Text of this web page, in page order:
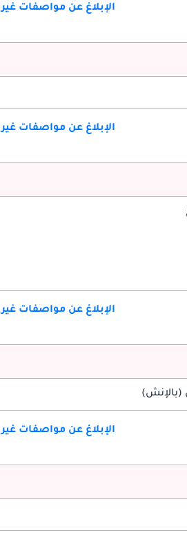
الإبلاغ عن مواصفات
الإبلاغ عن مواصفات
الإبلاغ عن مواصفات
الإبلاغ عن مواصفات